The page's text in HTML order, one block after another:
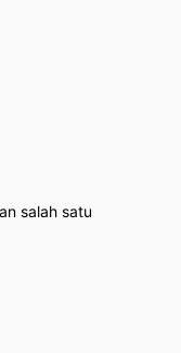
salah satu